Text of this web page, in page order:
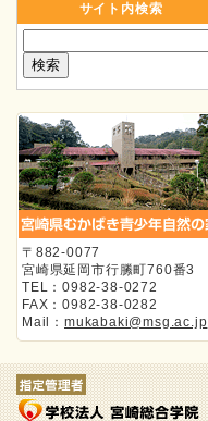
サイト内検索
〒882-0077
宮崎県延岡市行縢町760番3
TEL：0982-38-0272
FAX：0982-38-0282
Mail： mukabaki@msg.ac.jp